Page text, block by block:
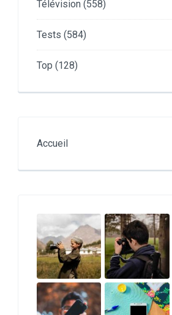
Télévision (558)
Tests (584)
Top (128)
Accueil